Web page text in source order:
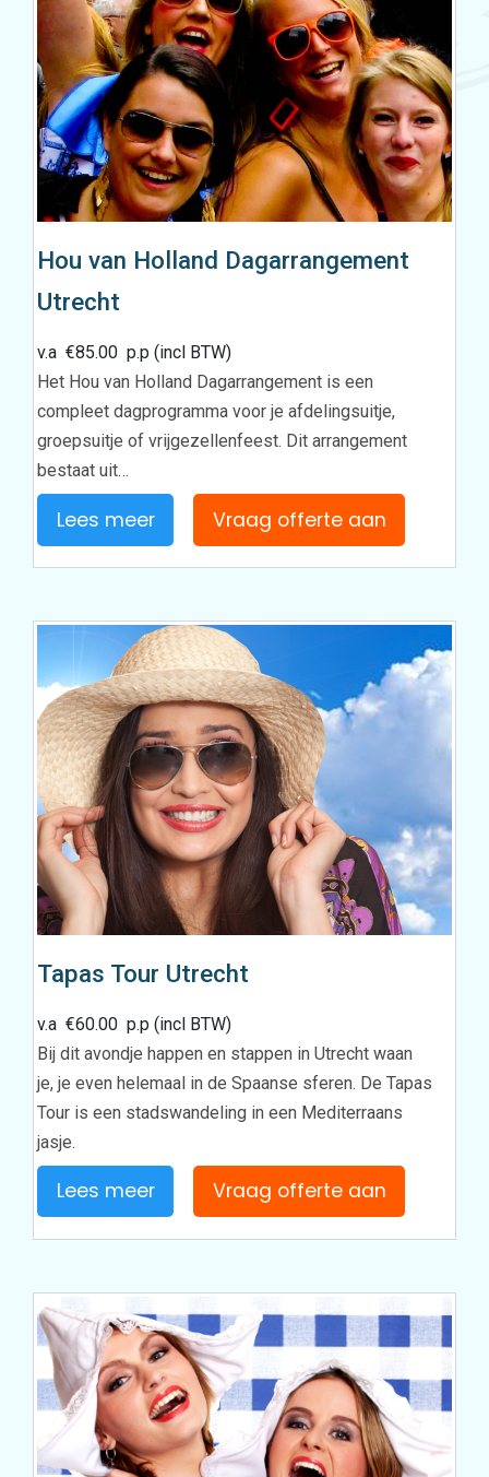
Hou van Holland Dagarrangement
Utrecht
v.a€85.00 p.p (incl BTW)
Het Hou van Holland Dagarrangement is een
compleet dagprogramma voor je afdelingsuitje,
groepsuitje of vrijgezellenfeest. Dit arrangement
bestaat uit…
Lees meer Vraag offerte aan
Tapas Tour Utrecht
v.a€60.00 p.p (incl BTW)
Bij dit avondje happen en stappen in Utrecht waan
je, je even helemaal in de Spaanse sferen. De Tapas
Tour is een stadswandeling in een Mediterraans
jasje.
Lees meer Vraag offerte aan